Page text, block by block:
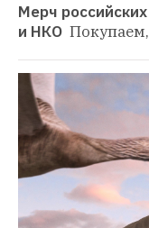
Мерч
и НКО